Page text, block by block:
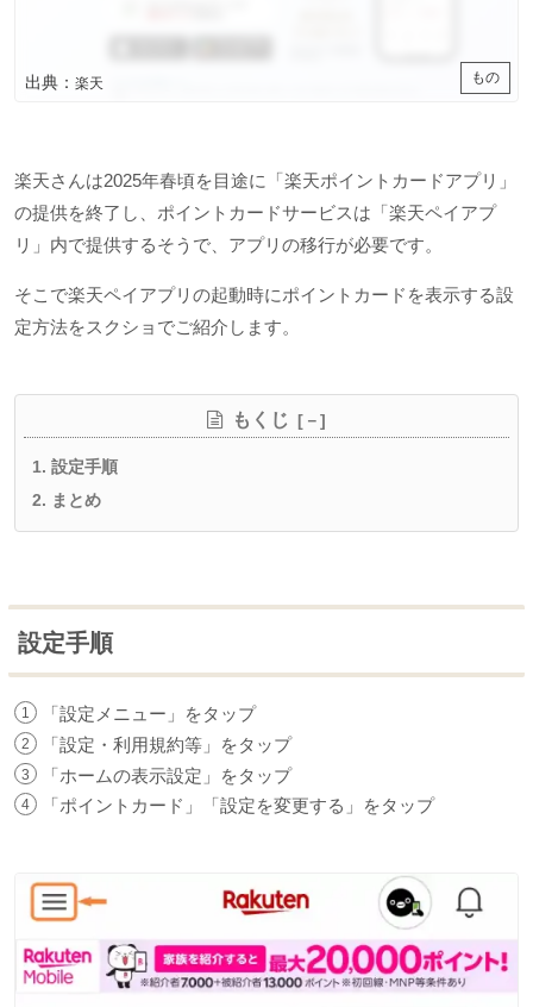
もの
出典：楽天
楽天さんは2025年春頃を目途に「楽天ポイントカードアプリ」
の提供を終了し、ポイントカードサービスは「楽天ペイアプ
リ」内で提供するそうで、アプリの移行が必要です。
そこで楽天ペイアプリの起動時にポイントカードを表示する設
定方法をスクショでご紹介します。
もくじ
設定手順
まとめ
設定手順
「設定メニュー」をタップ
「設定・利用規約等」をタップ
「ホームの表示設定」をタップ
「ポイントカード」「設定を変更する」をタップ